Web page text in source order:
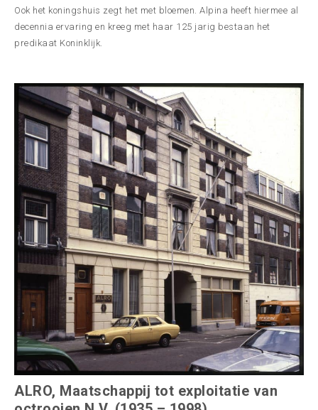
Ook het koningshuis zegt het met bloemen. Alpina heeft hiermee al
decennia ervaring en kreeg met haar 125 jarig bestaan het
predikaat Koninklijk.
ALRO, Maatschappij tot exploitatie van